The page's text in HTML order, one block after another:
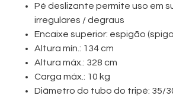
Pé deslizante permite uso em
irregulares / degraus
Encaixe superior: espigão
Altura mín.: 134 cm
Altura máx.: 328 cm
Carga máx.: 10 kg
Diâmetro do tubo do tripé: 35/